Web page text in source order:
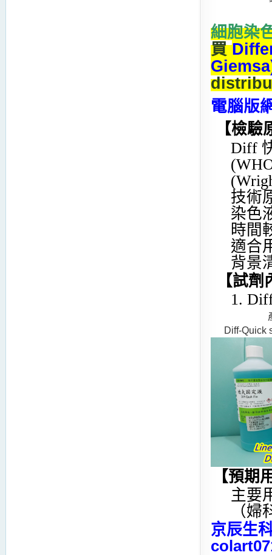
細胞染
買
電腦版
【檢驗
Diff
技術
染色
時間
適合
背景
【試
1.
Diff-Quick
【預期
主要
（
京辰生